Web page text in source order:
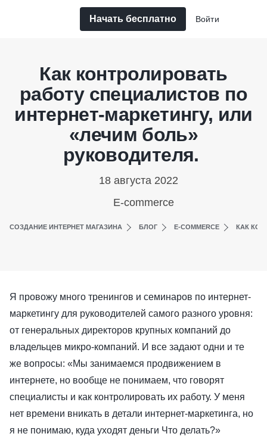
Начать бесплатно Войти
Как контролировать
работу специалистов по
интернет-маркетингу, или
«лечим боль»
руководителя.
18 августа 2022
E-commerce
СОЗДАНИЕ ИНТЕРНЕТ МАГАЗИНА БЛОГ E-COMMERCE КАК
Я провожу много тренингов и семинаров по интернет-
маркетингу для руководителей самого разного уровня:
от генеральных директоров крупных компаний до
владельцев микро-компаний. И все задают одни и те
же вопросы: «Мы занимаемся продвижением в
интернете, но вообще не понимаем, что говорят
специалисты и как контролировать их работу. У меня
нет времени вникать в детали интернет-маркетинга, но
я не понимаю, куда уходят деньги Что делать?»